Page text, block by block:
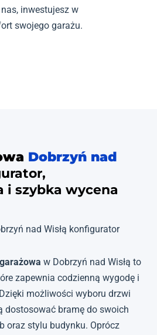
inwestujesz w
swojego garażu.
Dobrzyń nad
i szybka wycena
w Dobrzyń nad Wisłą to
zapewnia codzienną wygodę i
możliwości wyboru drzwi
dostosować bramę do swoich
oraz stylu budynku. Oprócz